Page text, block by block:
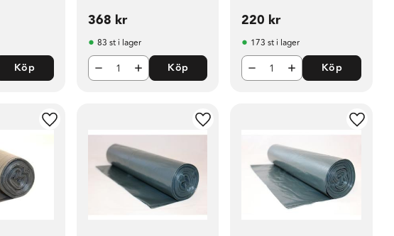
Köp
368 kr
83 st i lager
Köp
220 kr
173 st i lager
Köp
Lägg till i favoriter Lägg till i favoriter Lägg